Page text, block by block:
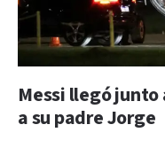
Messi llegó
a su padre Jorge